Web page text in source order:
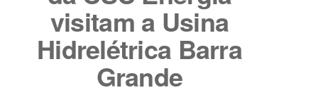
visitam a Usina
Hidrelétrica Barra
Grande